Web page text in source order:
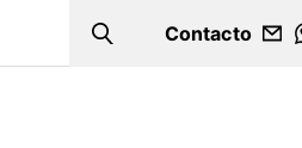
Search
Contacto